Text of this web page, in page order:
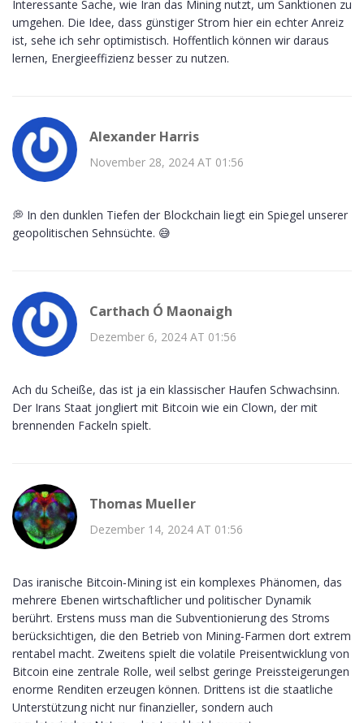
Interessante Sache, wie Iran das Mining nutzt, um Sanktionen zu
umgehen. Die Idee, dass günstiger Strom hier ein echter Anreiz
ist, sehe ich sehr optimistisch. Hoffentlich können wir daraus
lernen, Energieeffizienz besser zu nutzen.
Alexander Harris
November 28, 2024 AT 01:56
💭 In den dunklen Tiefen der Blockchain liegt ein Spiegel unserer
geopolitischen Sehnsüchte. 😅
Carthach Ó Maonaigh
Dezember 6, 2024 AT 01:56
Ach du Scheiße, das ist ja ein klassischer Haufen Schwachsinn.
Der Irans Staat jongliert mit Bitcoin wie ein Clown, der mit
brennenden Fackeln spielt.
Thomas Mueller
Dezember 14, 2024 AT 01:56
Das iranische Bitcoin‑Mining ist ein komplexes Phänomen, das
mehrere Ebenen wirtschaftlicher und politischer Dynamik
berührt. Erstens muss man die Subventionierung des Stroms
berücksichtigen, die den Betrieb von Mining‑Farmen dort extrem
rentabel macht. Zweitens spielt die volatile Preisentwicklung von
Bitcoin eine zentrale Rolle, weil selbst geringe Preissteigerungen
enorme Renditen erzeugen können. Drittens ist die staatliche
Unterstützung nicht nur finanzieller, sondern auch